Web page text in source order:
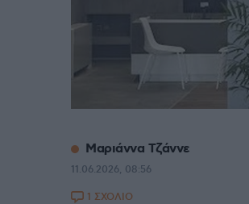
Μαριάννα Τζάννε
11.06.2026, 08:56
1 ΣΧΟΛΙΟ